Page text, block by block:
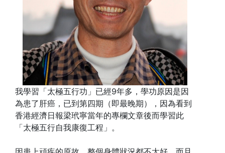
我學習「太極五行功」已經9年多，學功原因是因
為患了肝癌，已到第四期（即最晚期），因為看到
香港經濟日報梁玳寧當年的專欄文章後而學習此
「太極五行自我康復工程」。